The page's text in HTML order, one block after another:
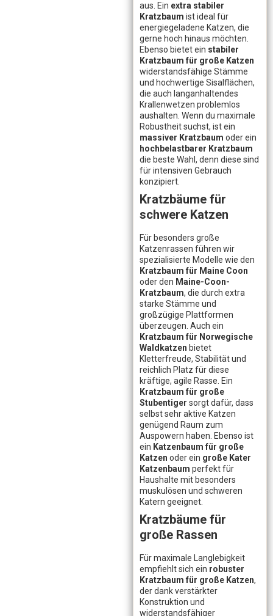
aus. Ein extra stabiler
Kratzbaum ist ideal für
energiegeladene Katzen, die
gerne hoch hinaus möchten.
Ebenso bietet ein stabiler
Kratzbaum für große Katzen
widerstandsfähige Stämme
und hochwertige Sisalflächen,
die auch langanhaltendes
Krallenwetzen problemlos
aushalten. Wenn du maximale
Robustheit suchst, ist ein
massiver Kratzbaum oder ein
hochbelastbarer Kratzbaum
die beste Wahl, denn diese sind
für intensiven Gebrauch
konzipiert.
Kratzbäume für
schwere Katzen
Für besonders große
Katzenrassen führen wir
spezialisierte Modelle wie den
Kratzbaum für Maine Coon
oder den Maine-Coon-
Kratzbaum, die durch extra
starke Stämme und
großzügige Plattformen
überzeugen. Auch ein
Kratzbaum für Norwegische
Waldkatzen bietet
Kletterfreude, Stabilität und
reichlich Platz für diese
kräftige, agile Rasse. Ein
Kratzbaum für große
Stubentiger sorgt dafür, dass
selbst sehr aktive Katzen
genügend Raum zum
Auspowern haben. Ebenso ist
ein Katzenbaum für große
Katzen oder ein große Kater
Katzenbaum perfekt für
Haushalte mit besonders
muskulösen und schweren
Katern geeignet.
Kratzbäume für
große Rassen
Für maximale Langlebigkeit
empfiehlt sich ein robuster
Kratzbaum für große Katzen,
der dank verstärkter
Konstruktion und
widerstandsfähiger